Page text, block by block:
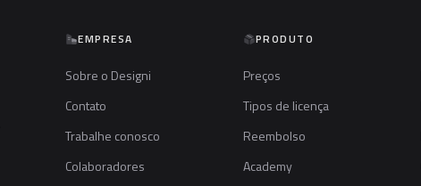
EMPRESA
Sobre o Designi
Contato
Trabalhe conosco
Colaboradores
PRODUTO
Preços
Tipos de licença
Reembolso
Academy